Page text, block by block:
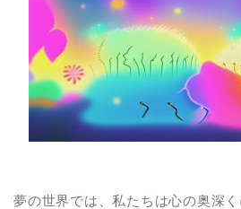
夢の世界では、私たちは心の奥深